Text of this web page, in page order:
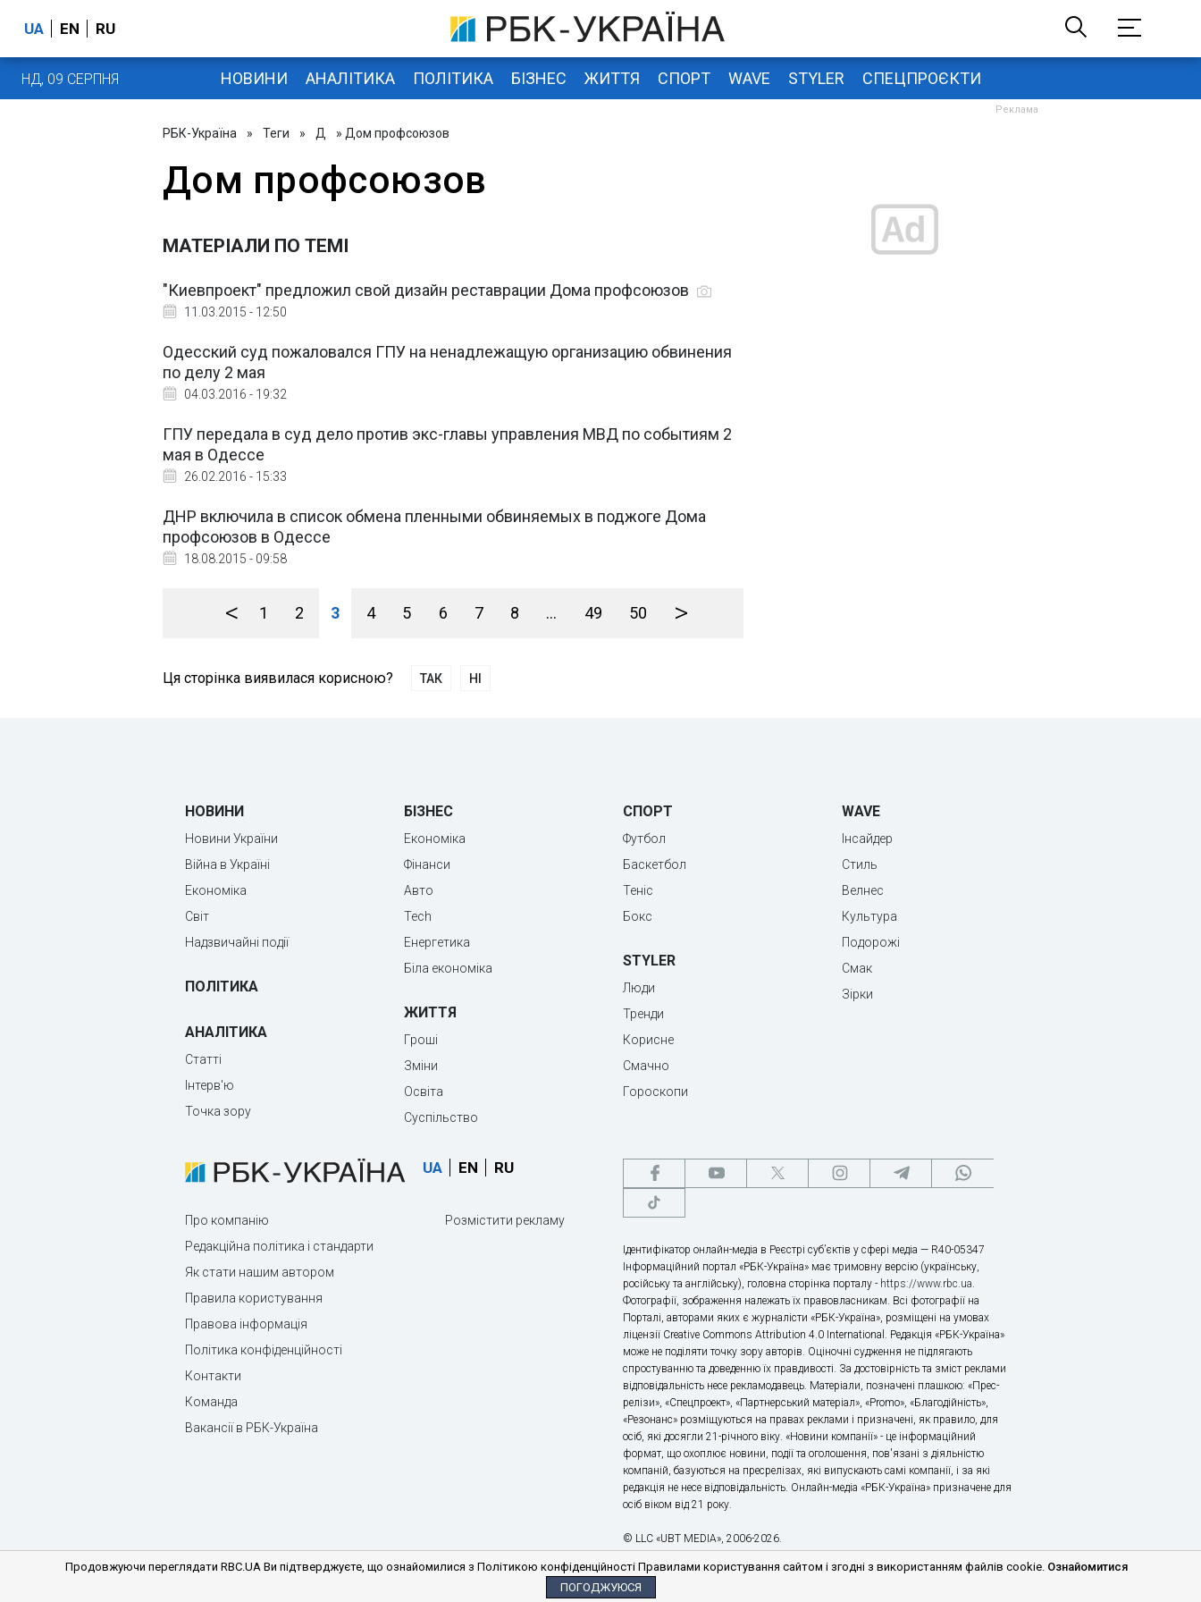
UA EN RU
НД, 09 СЕРПНЯ НОВИНИ АНАЛІТИКА ПОЛІТИКА БІЗНЕС ЖИТТЯ СПОРТ WAVE STYLER СПЕЦПРОЄКТИ
РБК-Україна » Теги » Д » Дом профсоюзов
Дом профсоюзов
МАТЕРІАЛИ ПО ТЕМІ
"Киевпроект" предложил свой дизайн реставрации Дома профсоюзов
11.03.2015 - 12:50
Одесский суд пожаловался ГПУ на ненадлежащую организацию обвинения
по делу 2 мая
04.03.2016 - 19:32
ГПУ передала в суд дело против экс-главы управления МВД по событиям 2
мая в Одессе
26.02.2016 - 15:33
ДНР включила в список обмена пленными обвиняемых в поджоге Дома
профсоюзов в Одессе
18.08.2015 - 09:58
< 1 2 3 4 5 6 7 8 ... 49 50 >
Ця сторінка виявилася корисною? ТАК НІ
НОВИНИ
Новини України
Війна в Україні
Економіка
Світ
Надзвичайні події
ПОЛІТИКА
АНАЛІТИКА
Статті
Інтерв'ю
Точка зору
БІЗНЕС
Економіка
Фінанси
Авто
Tech
Енергетика
Біла економіка
ЖИТТЯ
Гроші
Зміни
Освіта
Суспільство
СПОРТ
Футбол
Баскетбол
Теніс
Бокс
STYLER
Люди
Тренди
Корисне
Смачно
Гороскопи
WAVE
Інсайдер
Стиль
Велнес
Культура
Подорожі
Смак
Зірки
UA EN RU
Про компанію
Редакційна політика і стандарти
Як стати нашим автором
Правила користування
Правова інформація
Політика конфіденційності
Контакти
Команда
Вакансії в РБК-Україна
Розмістити рекламу
Ідентифікатор онлайн-медіа в Реєстрі суб’єктів у сфері медіа — R40-05347
Інформаційний портал «РБК-Україна» має тримовну версію (українську,
російську та англійську), головна сторінка порталу - https://www.rbc.ua.
Фотографії, зображення належать їх правовласникам. Всі фотографії на
Порталі, авторами яких є журналісти «РБК-Україна», розміщені на умовах
ліцензії Creative Commons Attribution 4.0 International. Редакція «РБК-Україна»
може не поділяти точку зору авторів. Оціночні судження не підлягають
спростуванню та доведенню їх правдивості. За достовірність та зміст реклами
відповідальність несе рекламодавець. Матеріали, позначені плашкою: «Прес-
релізи», «Спецпроект», «Партнерський матеріал», «Promo», «Благодійність»,
«Резонанс» розміщуються на правах реклами і призначені, як правило, для
осіб, які досягли 21-річного віку. «Новини компанії» - це інформаційний
формат, що охоплює новини, події та оголошення, пов'язані з діяльністю
компаній, базуються на пресрелізах, які випускають самі компанії, і за які
редакція не несе відповідальність. Онлайн-медіа «РБК-Україна» призначене для
осіб віком від 21 року.
© LLC «UBT MEDIA», 2006-2026.
Продовжуючи переглядати RBC.UA Ви підтверджуєте, що ознайомилися з Політикою конфіденційності Правилами користування сайтом і згодні з використанням файлів cookie. Ознайомитися
ПОГОДЖУЮСЯ